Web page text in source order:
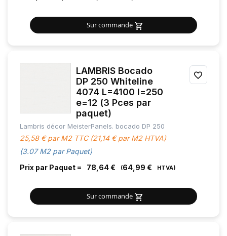
Sur commande
LAMBRIS Bocado
DP 250 Whiteline
4074 L=4100 l=250
e=12 (3 Pces par
paquet)
Lambris décor MeisterPanels. bocado DP 250
25,58 € par M2 TTC (21,14 € par M2 HTVA)
(3.07 M2 par Paquet)
Prix par Paquet =
78,64 € 64,99 €
Sur commande